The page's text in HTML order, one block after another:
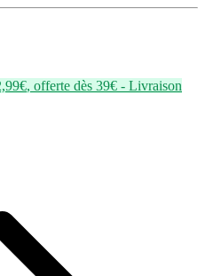
, offerte dès 39€ - Livraison